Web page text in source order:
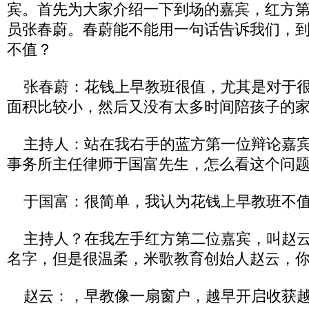
宾。首先为大家介绍一下到场的嘉宾，红方
员张春蔚。春蔚能不能用一句话告诉我们，
不值？
张春蔚：花钱上早教班很值，尤其是对于
面积比较小，然后又没有太多时间陪孩子的
主持人：站在我右手的蓝方第一位辩论嘉
事务所主任律师于国富先生，怎么看这个问
于国富：很简单，我认为花钱上早教班不
主持人？在我左手红方第二位嘉宾，叫赵
名字，但是很温柔，米歌教育创始人赵云，
赵云：，早教像一扇窗户，越早开启收获